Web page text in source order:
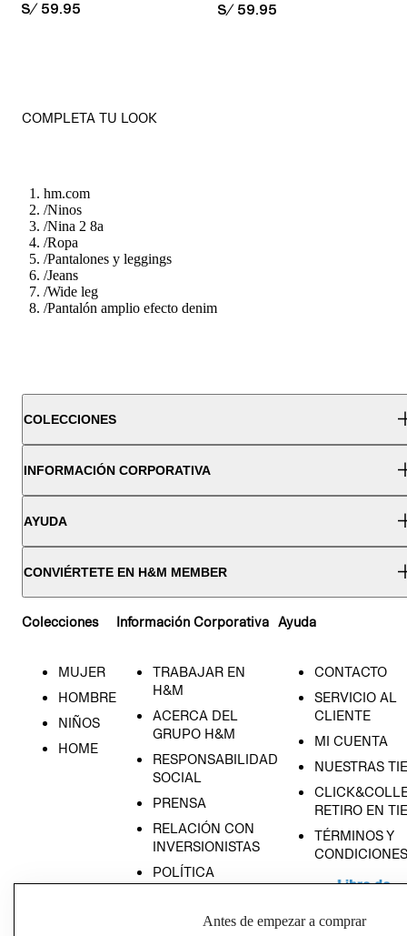
PRICE:
S/ 59.95 PRICE:
S/ 59.95
COMPLETA TU LOOK
hm.com
/Ninos
/Nina 2 8a
/Ropa
/Pantalones y leggings
/Jeans
/Wide leg
/Pantalón amplio efecto denim
COLECCIONES
INFORMACIÓN CORPORATIVA
AYUDA
CONVIÉRTETE EN H&M MEMBER
Colecciones
MUJER
HOMBRE
NIÑOS
HOME
Información Corporativa
TRABAJAR EN
H&M
ACERCA DEL
GRUPO H&M
RESPONSABILIDAD
SOCIAL
PRENSA
RELACIÓN CON
INVERSIONISTAS
POLÍTICA
Ayuda
CONTACTO
SERVICIO AL
CLIENTE
MI CUENTA
NUESTRAS
RETIRO EN
TÉRMINOS Y
CONDICIONES
Antes de empezar a comprar